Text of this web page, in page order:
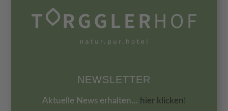
NEWSLETTER
Aktuelle News erhalten… hier klicken!